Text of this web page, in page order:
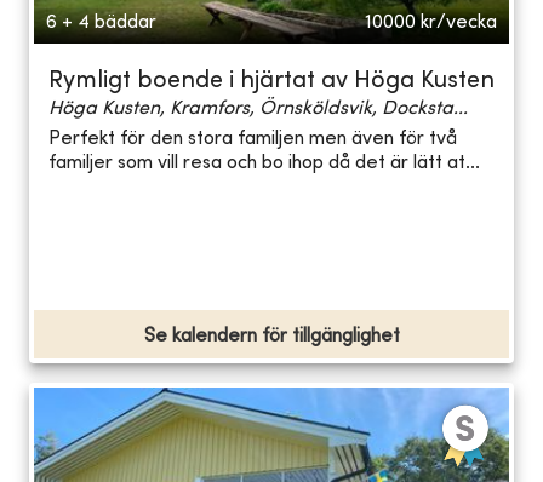
6 + 4 bäddar 10000 kr/vecka
Rymligt boende i hjärtat av Höga Kusten
Höga Kusten, Kramfors, Örnsköldsvik, Docksta...
Perfekt för den stora familjen men även för två
familjer som vill resa och bo ihop då det är lätt at...
Se kalendern för tillgänglighet